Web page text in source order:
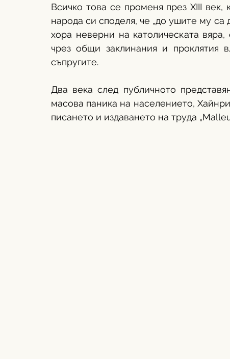
Всичко това се променя през XIII век,
народа си споделя, че „до ушите му са
хора неверни на католическата
чрез общи заклинания и проклятия
съпругите.
Два века след публичното
масова паника на населението,
писането и издаването на труда